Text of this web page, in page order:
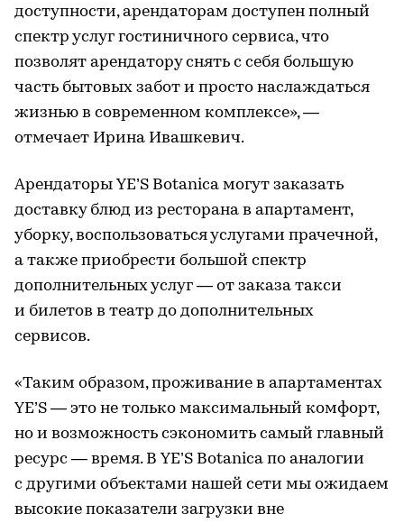
доступности, арендаторам доступен полный
спектр услуг гостиничного сервиса, что
позволят арендатору снять с себя большую
часть бытовых забот и просто наслаждаться
жизнью в современном комплексе», —
отмечает Ирина Ивашкевич.
Арендаторы YE’S Botanica могут заказать
доставку блюд из ресторана в апартамент,
уборку, воспользоваться услугами прачечной,
а также приобрести большой спектр
дополнительных услуг — от заказа такси
и билетов в театр до дополнительных
сервисов.
«Таким образом, проживание в апартаментах
YE’S — это не только максимальный комфорт,
но и возможность сэкономить самый главный
ресурс — время. В YE’S Botanica по аналогии
с другими объектами нашей сети мы ожидаем
высокие показатели загрузки вне